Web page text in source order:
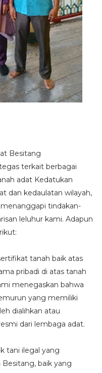
Besitang
terkait berbagai
adat Kedatukan
dan kedaulatan wilayah,
tindakan-
leluhur kami. Adapun
tanah baik atas
pribadi di atas tanah
menegaskan bahwa
yang memiliki
dialihkan atau
dari lembaga adat.
tani ilegal yang
baik yang